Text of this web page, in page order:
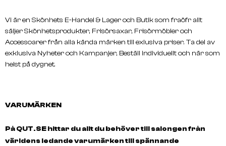
Vi är en Skönhets E-Handel & Lager och Butik som fraöfr allt
säljer Skönhetsprodukter, Frisörsaxar, Frisörmöbler och
Accessoarer från alla kända märken till exlusiva priser. Ta del av
exklusiva Nyheter och Kampanjer, Beställ individuellt och när som
helst på dygnet.
VARUMÄRKEN
På QUT.SE hittar du allt du behöver till salongen från
världens ledande varumärken till spännande